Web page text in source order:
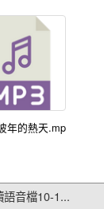
年的熱天.mp
音檔10-1...